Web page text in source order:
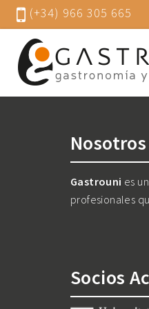
(+34) 966 305 665
Nosotros
Gastrouni es
profesionales
Socios